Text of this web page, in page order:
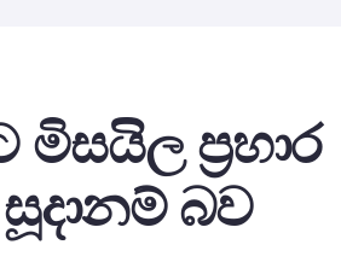
මිසයිල ප්‍රහාර
බව